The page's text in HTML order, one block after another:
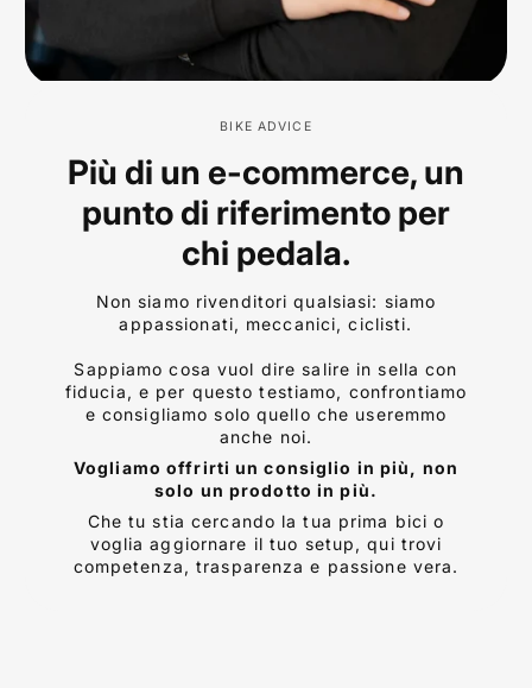
BIKE ADVICE
Più di un e-commerce, un
punto di riferimento per
chi pedala.
Non siamo rivenditori qualsiasi: siamo
appassionati, meccanici, ciclisti.
Sappiamo cosa vuol dire salire in sella con
fiducia, e per questo testiamo, confrontiamo
e consigliamo solo quello che useremmo
anche noi.
Vogliamo offrirti un consiglio in più, non
solo un prodotto in più.
Che tu stia cercando la tua prima bici o
voglia aggiornare il tuo setup, qui trovi
competenza, trasparenza e passione vera.